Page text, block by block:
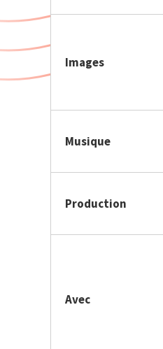
Images
Musique
Production
Avec